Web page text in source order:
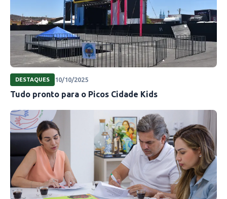
DESTAQUES 10/10/2025
Tudo pronto para o Picos Cidade Kids